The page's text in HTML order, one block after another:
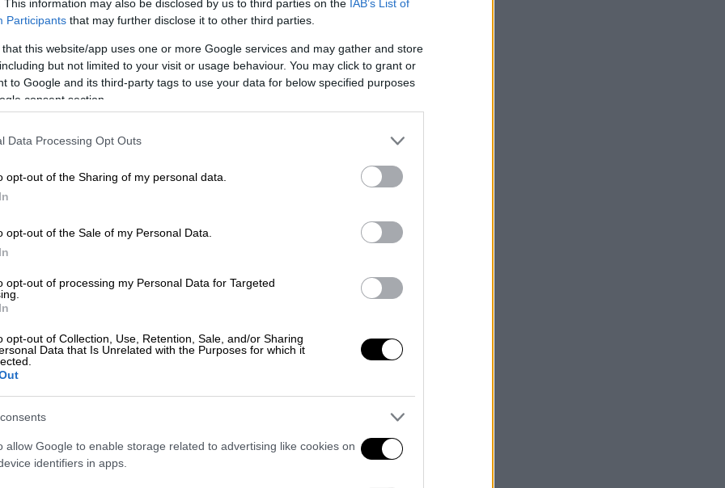
This information may also be disclosed by us to third parties on the IAB’s List of
Participants that may further disclose it to other third parties.
that this website/app uses one or more Google services and may gather and store
but not limited to your visit or usage behaviour. You may click to grant or
to Google and its third-party tags to use your data for below specified purposes
consent section.
Data Processing Opt Outs
opt-out of the Sharing of my personal data.
opt-out of the Sale of my Personal Data.
opt-out of processing my Personal Data for Targeted
opt-out of Collection, Use, Retention, Sale, and/or Sharing
Data that Is Unrelated with the Purposes for which it
allow Google to enable storage related to advertising like cookies on
identifiers in apps.
γεγονότα κινούν τον ιμάντα της
κορύφωση! Παράλληλα, η εμφάνιση
Αβραμίδη, δημιουργεί νέες συγκρούσεις
ο σασμός